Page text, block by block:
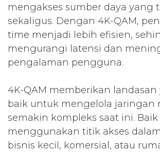
mengakses sumber daya yang
sekaligus. Dengan 4K-QAM,
time menjadi lebih efisien,
mengurangi latensi dan
pengalaman pengguna.
4K-QAM memberikan
baik untuk mengelola jaringan
semakin kompleks saat ini. Baik
menggunakan titik akses
bisnis kecil, komersial, atau